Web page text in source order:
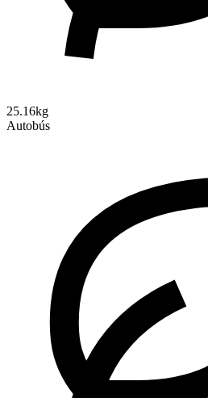
25.16kg
Autobús